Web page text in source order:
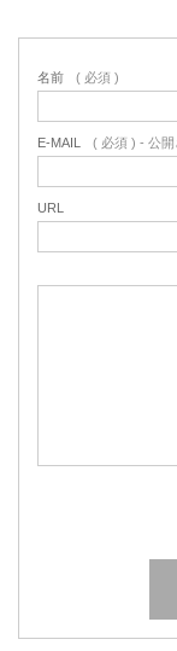
名前 ( 必須 )
E-MAIL ( 必須 ) - 公
URL